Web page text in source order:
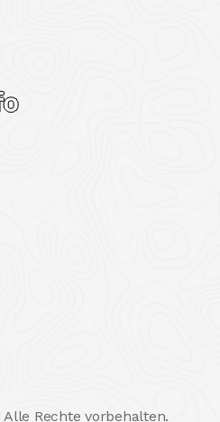
Alle Rechte vorbehalten.